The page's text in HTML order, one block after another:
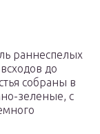
раннеспелых
до
собраны в
зеленые, с